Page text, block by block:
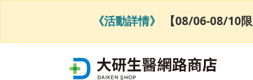
《活動詳情》 【08/06-08/10